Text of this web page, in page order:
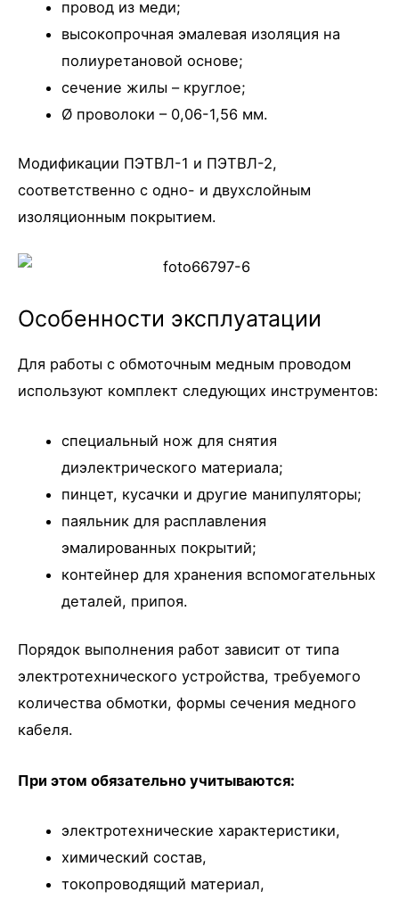
провод из меди;
высокопрочная эмалевая изоляция на
полиуретановой основе;
сечение жилы – круглое;
Ø проволоки – 0,06-1,56 мм.
Модификации ПЭТВЛ-1 и ПЭТВЛ-2,
соответственно с одно- и двухслойным
изоляционным покрытием.
Особенности эксплуатации
Для работы с обмоточным медным проводом
используют комплект следующих инструментов:
специальный нож для снятия
диэлектрического материала;
пинцет, кусачки и другие манипуляторы;
паяльник для расплавления
эмалированных покрытий;
контейнер для хранения вспомогательных
деталей, припоя.
Порядок выполнения работ зависит от типа
электротехнического устройства, требуемого
количества обмотки, формы сечения медного
кабеля.
При этом обязательно учитываются:
электротехнические характеристики,
химический состав,
токопроводящий материал,